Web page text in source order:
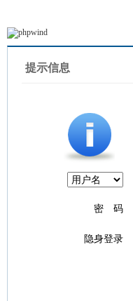
提示信息
密 码
隐身登录